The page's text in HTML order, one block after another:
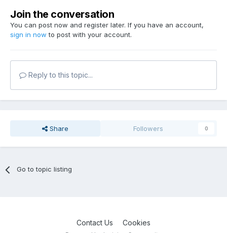
Join the conversation
You can post now and register later. If you have an account,
sign in now to post with your account.
Reply to this topic...
Share Followers 0
Go to topic listing
Contact Us Cookies